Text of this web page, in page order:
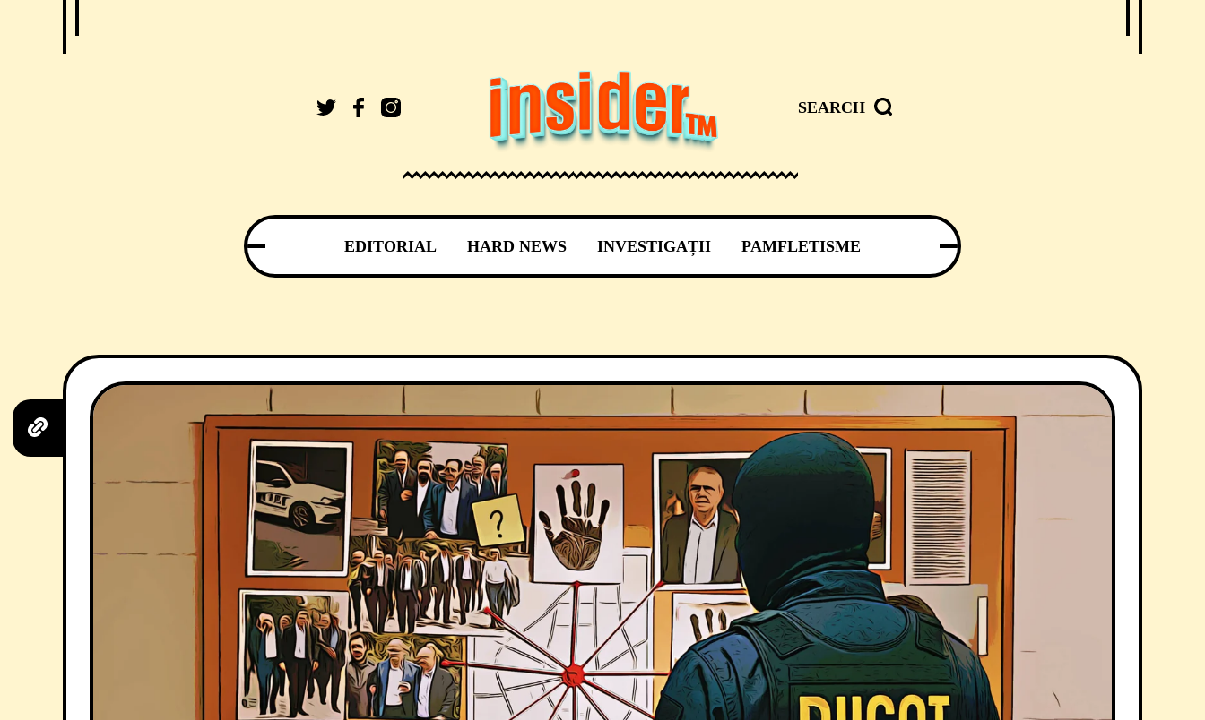
SEARCH
EDITORIAL HARD NEWS INVESTIGAȚII PAMFLETISME